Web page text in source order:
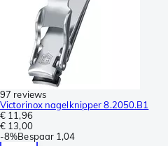
97 reviews
Victorinox nagelknipper 8.2050.B1
€ 11,96
€ 13,00
-8%Bespaar 1,04